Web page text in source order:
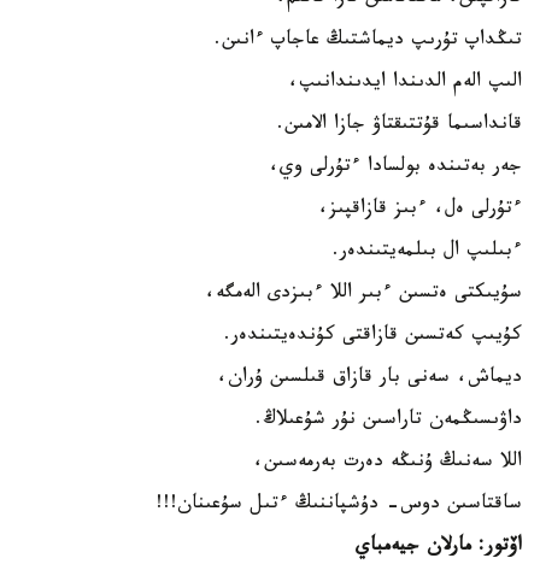
تىڭداپ تۇرىپ ديماشتىڭ عاجاپ ءانىن.
الىپ الەم الدىندا ايدىندانىپ،
قانداسىما قۇتتىقتاۋ جازا الامىن.
جەر بەتىندە بولسادا ءتۇرلى وي،
ءتۇرلى ەل، ءبىز قازاقپىز،
ءبىلىپ ال بىلمەيتىندەر.
سۇيىكتى ەتسىن ءبىر اللا ءبىزدى الەمگە،
كۇيىپ كەتسىن قازاقتى كۇندەيتىندەر.
ديماش، سەنى بار قازاق قىلسىن ۇران،
داۋىسىڭمەن تاراسىن نۇر شۇعىلاڭ.
اللا سەنىڭ ۇنىڭە دەرت بەرمەسىن،
ساقتاسىن دوس- دۇشپاننىڭ ءتىل سۇعىنان!!!
اۆتور: مارلان جيەمباي